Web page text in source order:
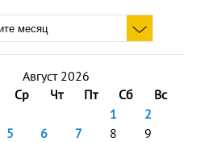
Август 2026
Ср Чт Пт Сб
Вс
1
2
5 6 7 8
9